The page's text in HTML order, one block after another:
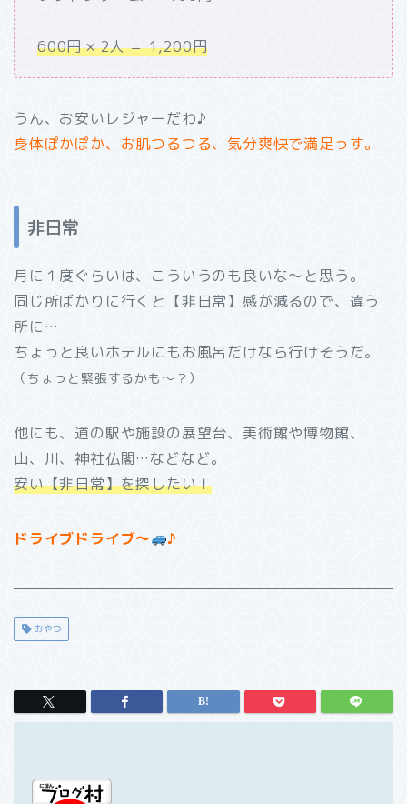
600円 × 2人 ＝ 1,200円
うん、お安いレジャーだわ♪
身体ぽかぽか、お肌つるつる、気分爽快で満足っす。
非日常
月に１度ぐらいは、こういうのも良いな～と思う。
同じ所ばかりに行くと【非日常】感が減るので、違う
所に…
ちょっと良いホテルにもお風呂だけなら行けそうだ。
（ちょっと緊張するかも～？）
他にも、道の駅や施設の展望台、美術館や博物館、
山、川、神社仏閣…などなど。
安い【非日常】を探したい！
ドライブドライブ～ ♪
おやつ